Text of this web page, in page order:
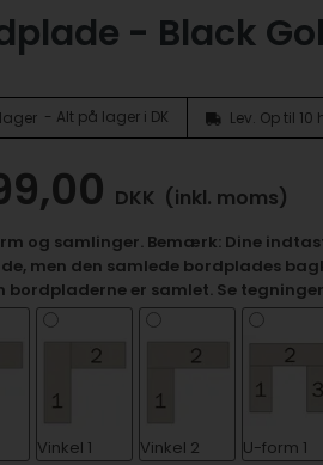
- Black
- Alt på lager i DK Lev. Op til
DKK (inkl. moms)
og samlinger. Bemærk: Dine
men den samlede bordplades
bordpladerne er samlet. Se
Vinkel 1 Vinkel 2 U-form 1